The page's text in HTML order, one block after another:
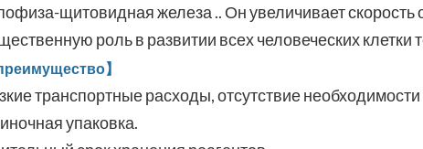
щитовидная железа .. Он увеличивает скорость
роль в развитии всех человеческих клетки
преимущество】
транспортные расходы, отсутствие
упаковка.